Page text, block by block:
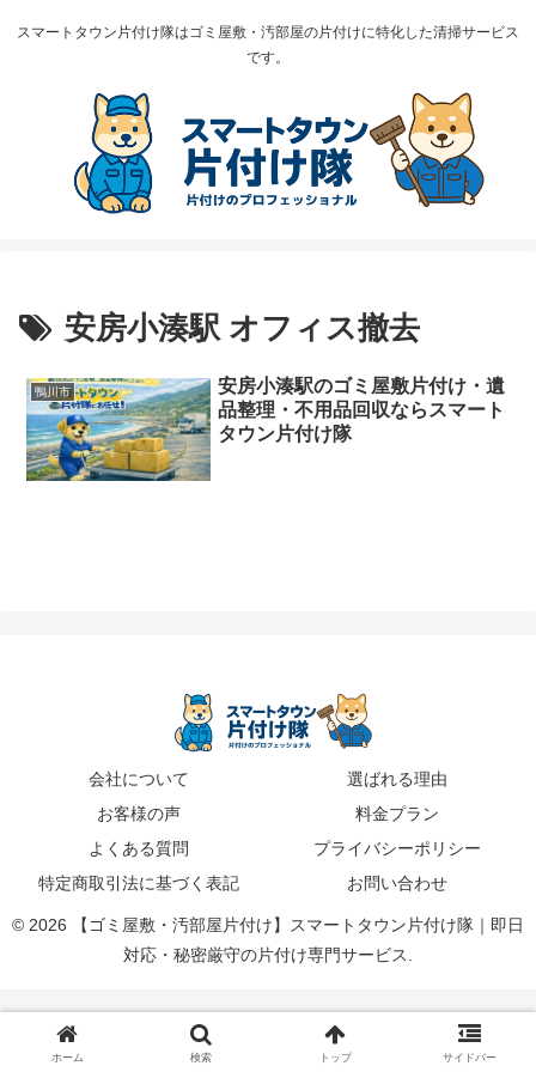
スマートタウン片付け隊はゴミ屋敷・汚部屋の片付けに特化した清掃サービス
です。
安房小湊駅 オフィス撤去
鴨川市
安房小湊駅のゴミ屋敷片付け・遺
品整理・不用品回収ならスマート
タウン片付け隊
会社について
選ばれる理由
お客様の声
料金プラン
よくある質問
プライバシーポリシー
特定商取引法に基づく表記
お問い合わせ
© 2026 【ゴミ屋敷・汚部屋片付け】スマートタウン片付け隊｜即日
対応・秘密厳守の片付け専門サービス.
ホーム 検索 トップ サイドバー